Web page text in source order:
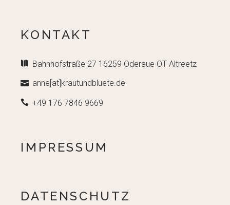
KONTAKT
Bahnhofstraße 27 16259 Oderaue OT Altreetz
anne[at]krautundbluete.de
+49 176 7846 9669
IMPRESSUM
DATENSCHUTZ